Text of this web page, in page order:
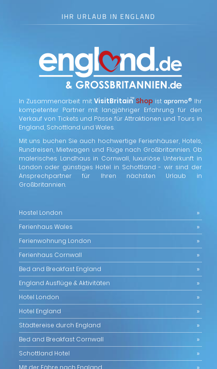
IHR URLAUB IN ENGLAND
In Zusammenarbeit mitVisitBritain
™ Shop istapromo® Ihr
kompetenter Partner mit langjähriger Erfahrung für den
Verkauf von Tickets und Pässe für Attraktionen und Tours in
England, Schottland und Wales.
Mit uns buchen Sie auch hochwertige Ferienhäuser, Hotels,
Rundreisen, Mietwagen und Flüge nach Großbritannien. Ob
malerisches Landhaus in Cornwall, luxuriöse Unterkunft in
London oder günstiges Hotel in Schottland - wir sind der
Ansprechpartner für Ihren nächsten Urlaub in
Großbritannien.
Hostel London
Ferienhaus Wales
Ferienwohnung London
Ferienhaus Cornwall
Bed and Breakfast England
England Ausflüge & Aktivitäten
Hotel London
Hotel England
Städtereise durch England
Bed and Breakfast Cornwall
Schottland Hotel